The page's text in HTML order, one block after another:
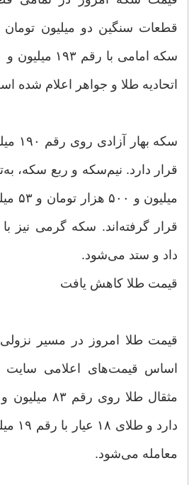
قطعات سنگین دو میلیون
اتحادیه طلا و جواهر اعلام شده
داد و ستد می‌شود.
قیمت طلا کاهش یافت
قیمت طلا امروز در مسیر
اساس قیمت‌های اعلامی سایت
معامله می‌شود.